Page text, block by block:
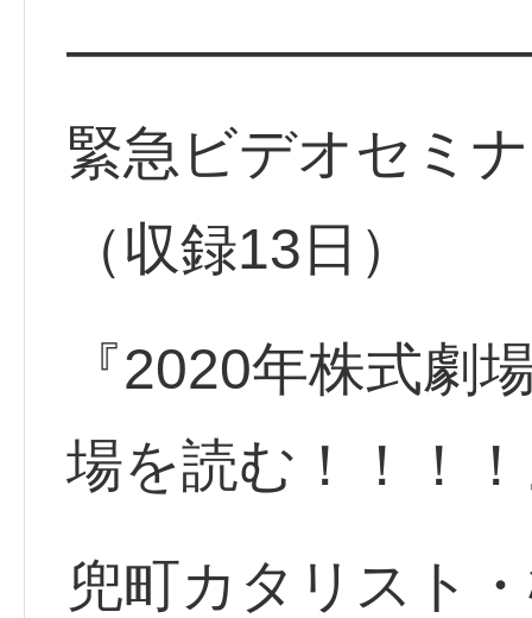
緊急ビデオセミ
（収録13日）
『2020年株式
場を読む！！！
兜町カタリスト